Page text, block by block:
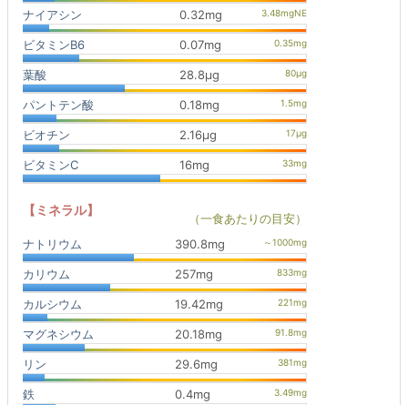
ナイアシン 0.32mg
ビタミンB6 0.07mg
葉酸 28.8μg
パントテン酸 0.18mg
ビオチン 2.16μg
ビタミンC 16mg
【ミネラル】
（一食あたりの目安）
ナトリウム
390.8mg
カリウム 257mg
カルシウム 19.42mg
マグネシウム 20.18mg
リン 29.6mg
鉄 0.4mg